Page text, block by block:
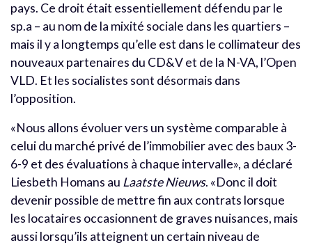
pays. Ce droit était essentiellement défendu par le
sp.a – au nom de la mixité sociale dans les quartiers –
mais il y a longtemps qu’elle est dans le collimateur des
nouveaux partenaires du CD&V et de la N-VA, l’Open
VLD. Et les socialistes sont désormais dans
l’opposition.
«Nous allons évoluer vers un système comparable à
celui du marché privé de l’immobilier avec des baux 3-
6-9 et des évaluations à chaque intervalle», a déclaré
Liesbeth Homans au Laatste Nieuws. «Donc il doit
devenir possible de mettre fin aux contrats lorsque
les locataires occasionnent de graves nuisances, mais
aussi lorsqu’ils atteignent un certain niveau de